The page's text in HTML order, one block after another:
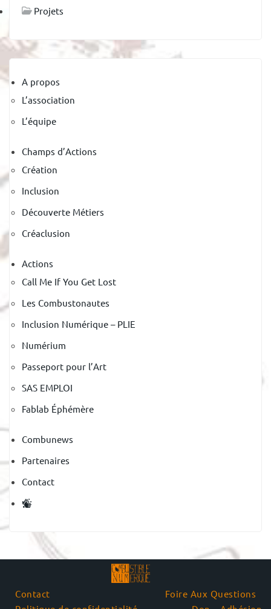
Projets
A propos
L’association
L’équipe
Champs d’Actions
Création
Inclusion
Découverte Métiers
Créaclusion
Actions
Call Me If You Get Lost
Les Combustonautes
Inclusion Numérique – PLIE
Numérium
Passeport pour l’Art
SAS EMPLOI
Fablab Éphémère
Combunews
Partenaires
Contact
Contact
Foire Aux Questions